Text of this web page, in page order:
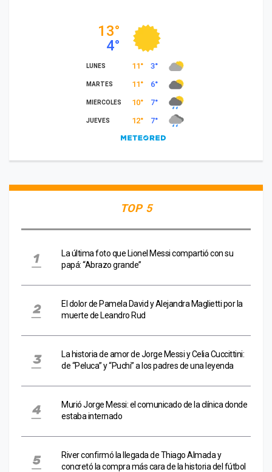
TOP 5
La última foto que Lionel Messi compartió con su
papá: “Abrazo grande”
El dolor de Pamela David y Alejandra Maglietti por la
muerte de Leandro Rud
La historia de amor de Jorge Messi y Celia Cuccittini:
de “Peluca” y “Puchi” a los padres de una leyenda
Murió Jorge Messi: el comunicado de la clínica donde
estaba internado
River confirmó la llegada de Thiago Almada y
concretó la compra más cara de la historia del fútbol